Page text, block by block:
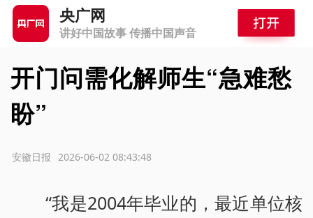
央广网
讲好中国故事 传播中国声音
开门问需化解师生“急难愁
盼”
2026-06-02 08:43:48
安徽日报
“我是2004年毕业的，最近单位核